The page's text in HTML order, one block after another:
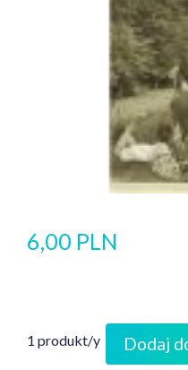
6,00 PLN
1 produkt/y Dodaj